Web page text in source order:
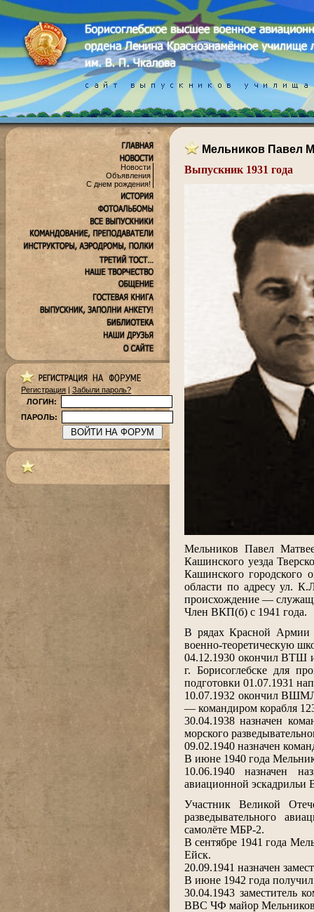
Новости
Объявления
С днем рождения!
Регистрация | Забыли пароль?
ЛОГИН:
ПАРОЛЬ:
Мельников Павел
Выпускник 1931 года
Мельников Павел
Кашинского уезда
Кашинского городского
области по адресу ул.
происхождение —
Член ВКП(б) с 1941 года.
В рядах Красной Армии
военно-теоретическую
04.12.1930 окончил
г. Борисоглебске для
подготовки 01.07.1931
10.07.1932 окончил ВШМЛ
— командиром корабля
30.04.1938 назначен
морского
09.02.1940 назначен
В июне 1940 года
10.06.1940 назначен
авиационной
Участник Великой
разведывательного
самолёте МБР-2.
В сентябре 1941 года
Ейск.
20.09.1941 назначен
В июне 1942 года
30.04.1943 заместитель
ВВС ЧФ майор Мельников